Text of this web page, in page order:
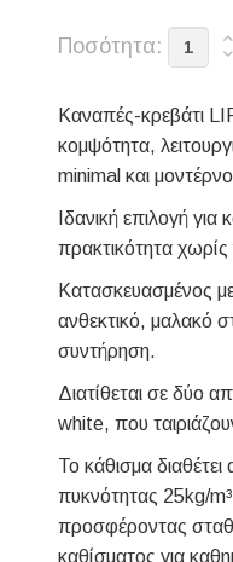
Ποσότητα:
Kαναπές-κρεβάτι
κομψότητα,
minimal και
Ιδανική επιλογή
πρακτικότητα χωρίς
Κατασκευασμένος
ανθεκτικό, μαλακό
συντήρηση.
Διατίθεται σε δύο
white, που
Το κάθισμα
πυκνότητας 25kg/
προσφέροντας
καθίσματος για